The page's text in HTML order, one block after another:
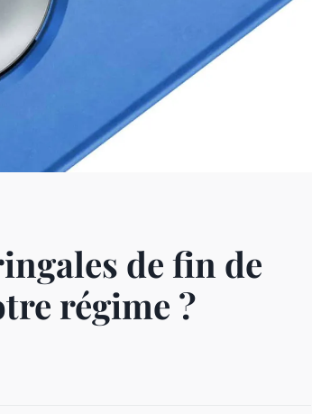
de fin de
régime ?